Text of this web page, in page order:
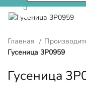
Нажмите, чтобы
Главная
Гусеница 3P0959
Гусеница